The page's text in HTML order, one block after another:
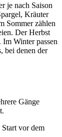
je nach Saison
Kräuter
Sommer zählen
Der Herbst
Winter passen
bei denen der
Gänge
Start vor dem